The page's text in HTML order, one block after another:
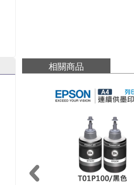
相關商品